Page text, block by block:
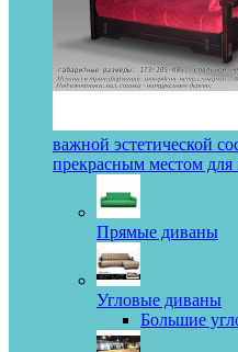
важной эстетической
прекрасным местом для
Прямые диваны
Угловые диваны
Большие